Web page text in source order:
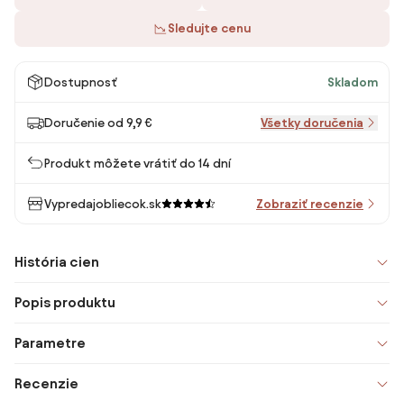
Sledujte cenu
Dostupnosť Skladom
Doručenie od 9,9 € Všetky doručenia
Produkt môžete vrátiť do 14 dní
Vypredajobliecok.sk Zobraziť recenzie
História cien
Popis produktu
Parametre
Recenzie